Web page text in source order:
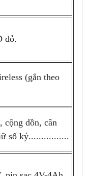
đỏ.
(gắn theo
cộng dồn, cân
số ký................